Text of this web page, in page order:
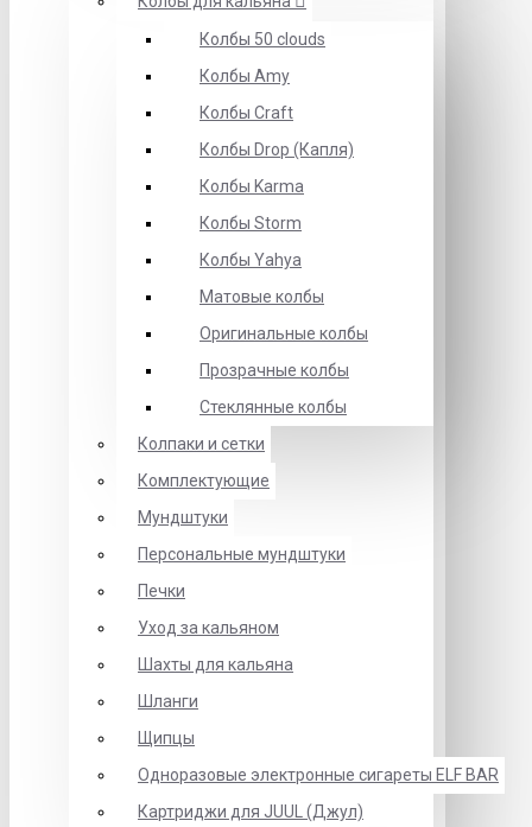
Колбы 50 clouds
Колбы Amy
Колбы Craft
Колбы Drop (Капля)
Колбы Karma
Колбы Storm
Колбы Yahya
Матовые колбы
Оригинальные колбы
Прозрачные колбы
Стеклянные колбы
Колпаки и сетки
Комплектующие
Мундштуки
Персональные мундштуки
Печки
Уход за кальяном
Шахты для кальяна
Шланги
Щипцы
Одноразовые электронные сигареты ELF BAR
Картриджи для JUUL (Джул)